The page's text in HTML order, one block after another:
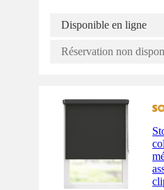
Disponible en ligne
Réservation non